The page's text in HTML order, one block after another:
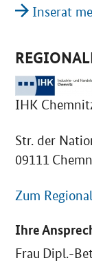
Inserat
IHK
Str. der
09111
Zum
Ihre
Frau Dipl.-